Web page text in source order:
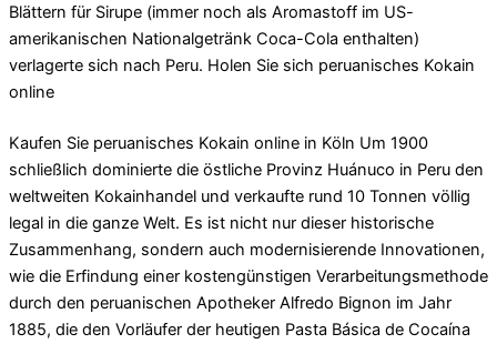
Blättern für Sirupe (immer noch als Aromastoff im US-
amerikanischen Nationalgetränk Coca-Cola enthalten)
verlagerte sich nach Peru. Holen Sie sich peruanisches Kokain
online
Kaufen Sie peruanisches Kokain online in Köln Um 1900
schließlich dominierte die östliche Provinz Huánuco in Peru den
weltweiten Kokainhandel und verkaufte rund 10 Tonnen völlig
legal in die ganze Welt. Es ist nicht nur dieser historische
Zusammenhang, sondern auch modernisierende Innovationen,
wie die Erfindung einer kostengünstigen Verarbeitungsmethode
durch den peruanischen Apotheker Alfredo Bignon im Jahr
1885, die den Vorläufer der heutigen Pasta Básica de Cocaína